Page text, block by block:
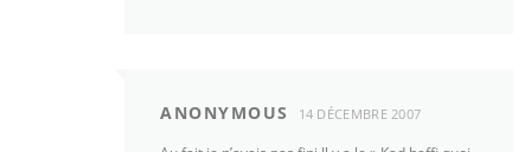
ANONYMOUS 14 DÉCEMBRE 2007